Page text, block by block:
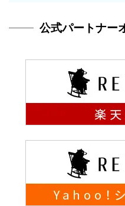
公式パートナー